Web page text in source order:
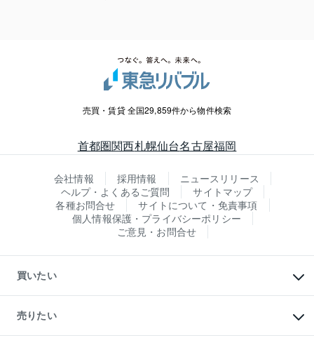
売買・賃貸 全国29,859件から物件検索
首都圏関西札幌仙台名古屋福岡
会社情報 採用情報
ニュースリリース
ヘルプ・よくあるご質問
サイトマップ
各種お問合せ
サイトについて・免責事項
個人情報保護・プライバシーポリシー
ご意見・お問合せ
買いたい
新築・分譲マンションの購入
中古マンションの購入
一戸建ての購入
売りたい